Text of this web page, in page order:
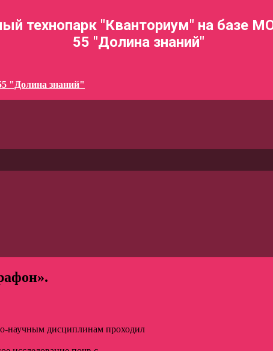
технопарк "Кванториум" на базе
55 "Долина знаний"
"Долина знаний"
научным дисциплинам проходил